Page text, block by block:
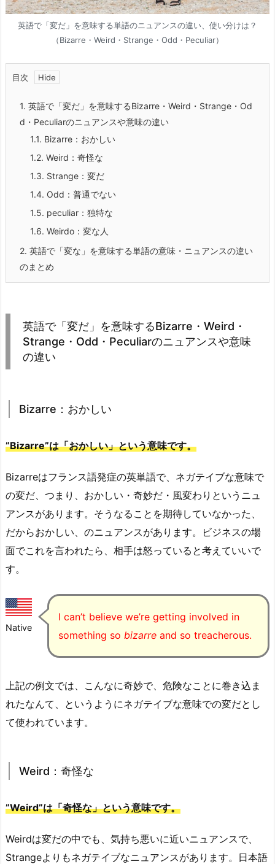
英語で「変だ」を意味する単語のニュアンスの違い、使い分けは？
（Bizarre・Weird・Strange・Odd・Peculiar）
目次
1. 英語で「変だ」を意味するBizarre・Weird・Strange・Od
d・Peculiarのニュアンスや意味の違い
1.1. Bizarre：おかしい
1.2. Weird：奇怪な
1.3. Strange：変だ
1.4. Odd：普通でない
1.5. peculiar：独特な
1.6. Weirdo：変な人
2. 英語で「変な」を意味する単語の意味・ニュアンスの違い
のまとめ
英語で「変だ」を意味するBizarre・Weird・
Strange・Odd・Peculiarのニュアンスや意味
の違い
Bizarre：おかしい
”Bizarre”は「おかしい」という意味です。
Bizarreはフランス語発症の英単語で、ネガテイブな意味で
の変だ、つまり、おかしい・奇妙だ・風変わりというニュ
アンスがあります。そうなることを期待していなかった、
だからおかしい、のニュアンスがあります。ビジネスの場
面でこれを言われたら、相手は怒っていると考えていいで
す。
Native
I can’t believe we’re getting involved in
something so bizarre and so treacherous.
上記の例文では、こんなに奇妙で、危険なことに巻き込ま
れたなんて、というようにネガテイブな意味での変だとし
て使われています。
Weird：奇怪な
”Weird”は「奇怪な」という意味です。
Weirdは変だの中でも、気持ち悪いに近いニュアンスで、
Strangeよりもネガテイブなニュアンスがあります。日本語